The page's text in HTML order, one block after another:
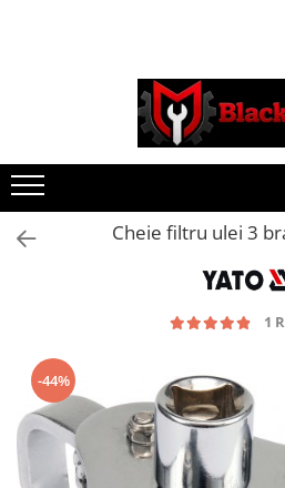
Scule Service Auto
Chei Si Truse De Chei
Chei combinate
Chei Combinate Cu Clichet
Chei Cotite
Clesti pentru sertizat
Clesti pentru sigurante
Clesti reglabili pentru tevi
Clesti service auto
Clesti universali
Cheie filtru ulei 3
1
-44%